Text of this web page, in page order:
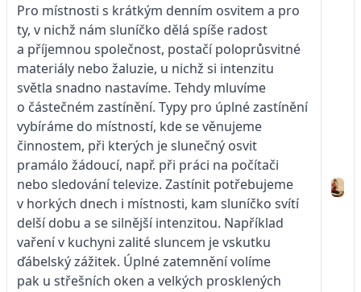
Pro místnosti s krátkým denním osvitem a pro
ty, v nichž nám sluníčko dělá spíše radost
a příjemnou společnost, postačí poloprůsvitné
materiály nebo žaluzie, u nichž si intenzitu
světla snadno nastavíme. Tehdy mluvíme
o částečném zastínění. Typy pro úplné zastínění
vybíráme do místností, kde se věnujeme
činnostem, při kterých je slunečný osvit
pramálo žádoucí, např. při práci na počítači
nebo sledování televize. Zastínit potřebujeme
v horkých dnech i místnosti, kam sluníčko svítí
delší dobu a se silnější intenzitou. Například
vaření v kuchyni zalité sluncem je vskutku
ďábelský zážitek. Úplné zatemnění volíme
pak u střešních oken a velkých prosklených